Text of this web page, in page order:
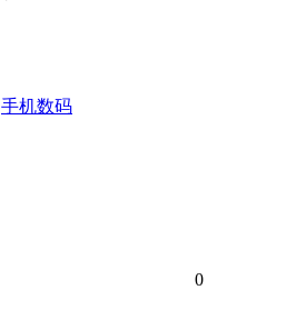
手机数码
0